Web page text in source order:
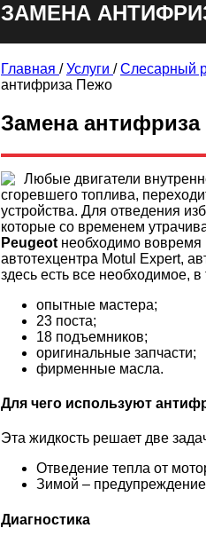
ЗАМЕНА
Главная /Услуги /Слесарный
антифриза Пежо
Замена антифриза
Любые двигатели
сгоревшего топлива,
устройства. Для отведения
которые со временем
Peugeot необходимо вовремя
автотехцентра Motul Expert,
здесь есть все необходимое, в
опытные мастера;
23 поста;
18 подъемников;
оригинальные запчасти;
фирменные масла.
Для чего используют
Эта жидкость решает две
Отведение тепла от
Зимой –
Диагностика